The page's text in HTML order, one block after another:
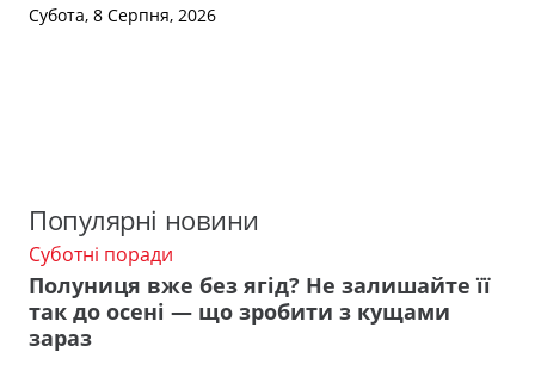
Субота, 8 Серпня, 2026
Популярні новини
Суботні поради
Полуниця вже без ягід? Не залишайте її
так до осені — що зробити з кущами
зараз